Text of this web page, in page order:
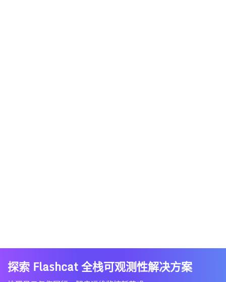
探索 Flashcat 全栈可观测性解决方案